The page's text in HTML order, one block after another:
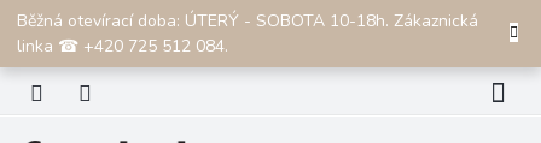
Přejít
obsah
Běžná otevírací doba: ÚTERÝ - SOBOTA 10-18h. Zákaznická
linka ☎ +420 725 512 084.
CZK